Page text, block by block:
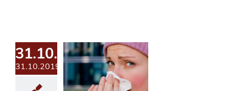
31.10.2019
31.10.2019